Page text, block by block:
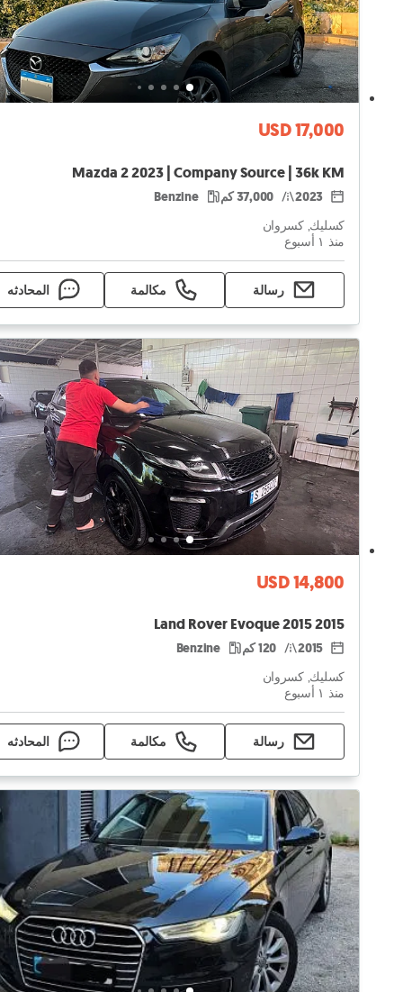
USD 17,000
Mazda 2 2023 | Company Source | 36k KM
2023 37,000 كم Benzine
كسليك, كسروان
منذ ١ أسبوع
رسالة مكالمة المحادثه
USD 14,800
Land Rover Evoque 2015 2015
2015 120 كم Benzine
كسليك, كسروان
منذ ١ أسبوع
رسالة مكالمة المحادثه